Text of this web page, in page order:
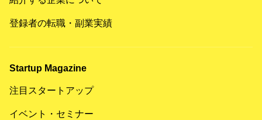
登録者の転職・副業実績
Startup Magazine
注目スタートアップ
イベント・セミナー